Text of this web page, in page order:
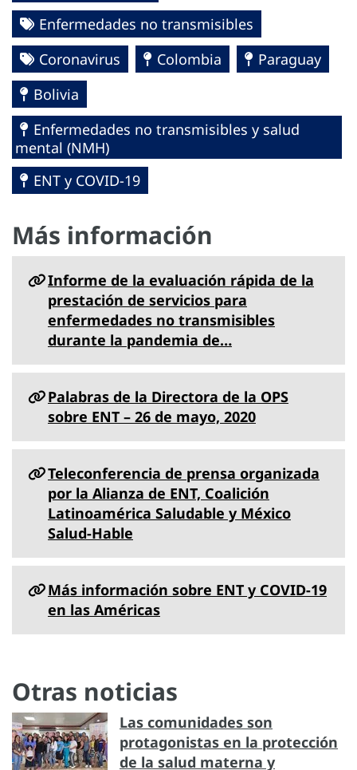
Enfermedades no transmisibles
Coronavirus
Colombia
Paraguay
Bolivia
Enfermedades no transmisibles y salud
mental (NMH)
ENT y COVID-19
Más información
Informe de la evaluación rápida de la
prestación de servicios para
enfermedades no transmisibles
durante la pandemia de…
Palabras de la Directora de la OPS
sobre ENT – 26 de mayo, 2020
Teleconferencia de prensa organizada
por la Alianza de ENT, Coalición
Latinoamérica Saludable y México
Salud-Hable
Más información sobre ENT y COVID-19
en las Américas
Otras noticias
Las comunidades son
protagonistas en la protección
de la salud materna y